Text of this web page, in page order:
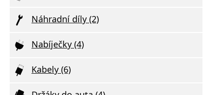
Náhradní díly (2)
Nabíječky (4)
Kabely (6)